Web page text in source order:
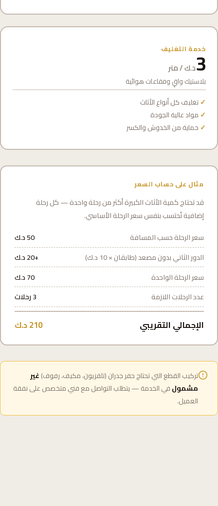
خدمة التغليف
3د.ك / متر
بلاستيك واقٍ وفقاعات هوائية
تغليف كل أنواع الأثاث
مواد عالية الجودة
حماية من الخدوش والكسر
مثال على حساب السعر
قد تحتاج كمية الأثاث الكبيرة أكثر من رحلة واحدة — كل رحلة
إضافية تُحتسب بنفس سعر الرحلة الأساسي.
سعر الرحلة حسب المسافة
50 د.ك
الدور الثاني بدون مصعد (طابقان × 10 د.ك)
+20 د.ك
سعر الرحلة الواحدة
70 د.ك
عدد الرحلات اللازمة
3 رحلات
الإجمالي التقريبي 210 د.ك
تركيب القطع التي تحتاج حفر جدران (تلفزيون، مكيف، رفوف)غير
مشمولفي الخدمة — يتطلب التواصل مع فني متخصص على نفقة
العميل.